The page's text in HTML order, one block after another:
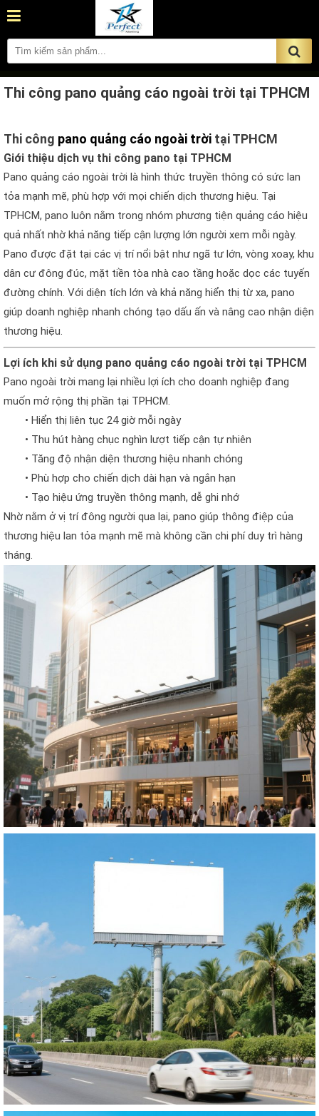
Thi công pano quảng cáo ngoài trời tại TPHCM
Thi công pano quảng cáo ngoài trời tại TPHCM
Giới thiệu dịch vụ thi công pano tại TPHCM
Pano quảng cáo ngoài trời là hình thức truyền thông có sức lan
tỏa mạnh mẽ, phù hợp với mọi chiến dịch thương hiệu. Tại
TPHCM, pano luôn nằm trong nhóm phương tiện quảng cáo hiệu
quả nhất nhờ khả năng tiếp cận lượng lớn người xem mỗi ngày.
Pano được đặt tại các vị trí nổi bật như ngã tư lớn, vòng xoay, khu
dân cư đông đúc, mặt tiền tòa nhà cao tầng hoặc dọc các tuyến
đường chính. Với diện tích lớn và khả năng hiển thị từ xa, pano
giúp doanh nghiệp nhanh chóng tạo dấu ấn và nâng cao nhận diện
thương hiệu.
Lợi ích khi sử dụng pano quảng cáo ngoài trời tại TPHCM
Pano ngoài trời mang lại nhiều lợi ích cho doanh nghiệp đang
muốn mở rộng thị phần tại TPHCM.
• Hiển thị liên tục 24 giờ mỗi ngày
• Thu hút hàng chục nghìn lượt tiếp cận tự nhiên
• Tăng độ nhận diện thương hiệu nhanh chóng
• Phù hợp cho chiến dịch dài hạn và ngắn hạn
• Tạo hiệu ứng truyền thông mạnh, dễ ghi nhớ
Nhờ nằm ở vị trí đông người qua lại, pano giúp thông điệp của
thương hiệu lan tỏa mạnh mẽ mà không cần chi phí duy trì hàng
tháng.